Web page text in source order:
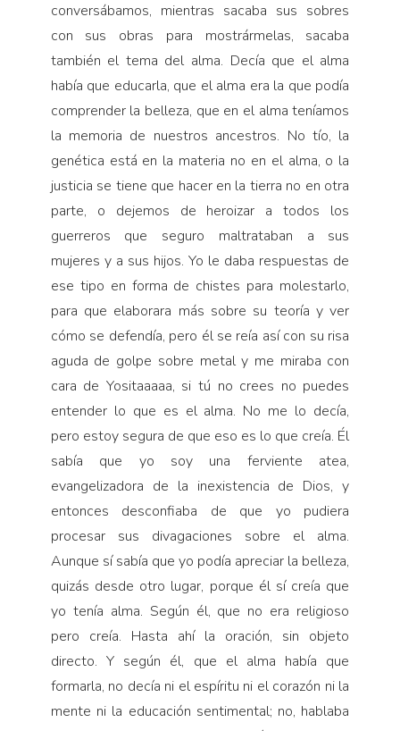
conversábamos, mientras sacaba sus sobres
con sus obras para mostrármelas, sacaba
también el tema del alma. Decía que el alma
había que educarla, que el alma era la que podía
comprender la belleza, que en el alma teníamos
la memoria de nuestros ancestros. No tío, la
genética está en la materia no en el alma, o la
justicia se tiene que hacer en la tierra no en otra
parte, o dejemos de heroizar a todos los
guerreros que seguro maltrataban a sus
mujeres y a sus hijos. Yo le daba respuestas de
ese tipo en forma de chistes para molestarlo,
para que elaborara más sobre su teoría y ver
cómo se defendía, pero él se reía así con su risa
aguda de golpe sobre metal y me miraba con
cara de Yositaaaaa, si tú no crees no puedes
entender lo que es el alma. No me lo decía,
pero estoy segura de que eso es lo que creía. Él
sabía que yo soy una ferviente atea,
evangelizadora de la inexistencia de Dios, y
entonces desconfiaba de que yo pudiera
procesar sus divagaciones sobre el alma.
Aunque sí sabía que yo podía apreciar la belleza,
quizás desde otro lugar, porque él sí creía que
yo tenía alma. Según él, que no era religioso
pero creía. Hasta ahí la oración, sin objeto
directo. Y según él, que el alma había que
formarla, no decía ni el espíritu ni el corazón ni la
mente ni la educación sentimental; no, hablaba